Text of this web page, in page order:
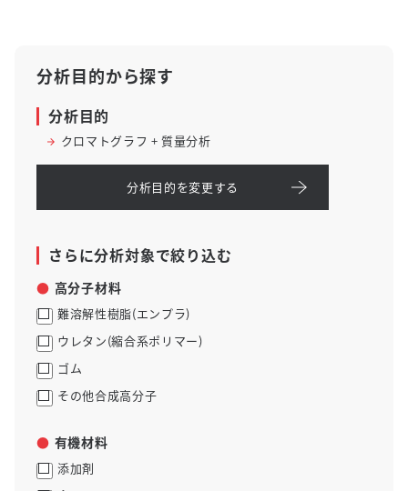
分析目的から探す
分析目的
クロマトグラフ + 質量分析
分析目的を変更する
さらに分析対象で絞り込む
高分子材料
難溶解性樹脂(エンプラ)
ウレタン(縮合系ポリマー)
ゴム
その他合成高分子
有機材料
添加剤